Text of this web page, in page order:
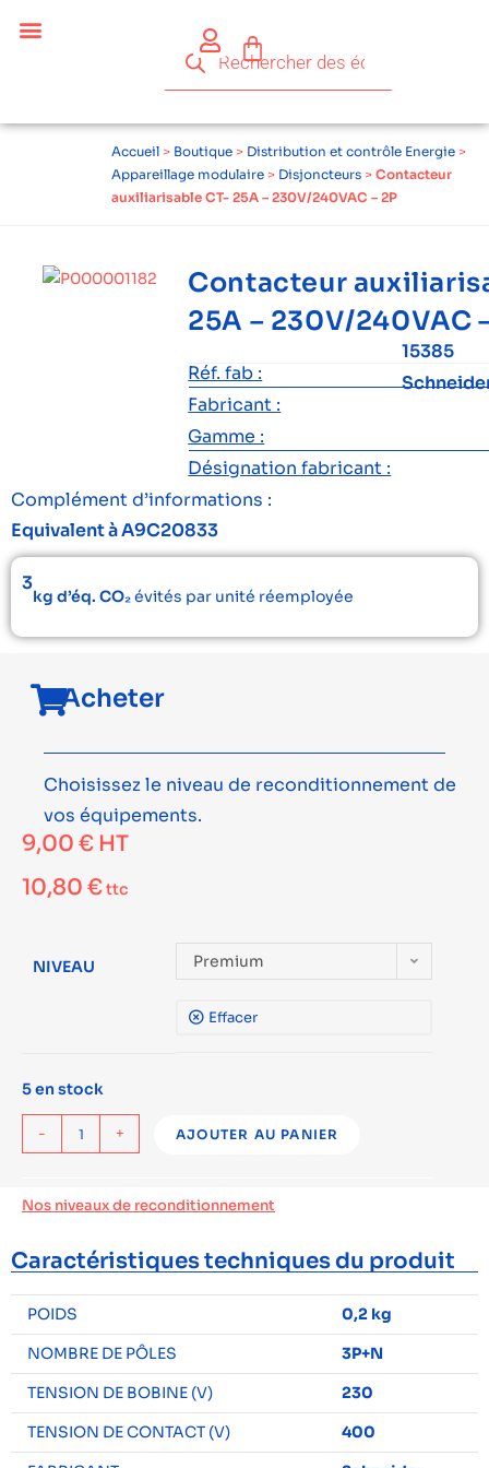
Accueil > Boutique > Distribution et contrôle Energie >
Appareillage modulaire > Disjoncteurs > Contacteur
auxiliarisable CT- 25A – 230V/240VAC – 2P
Contacteur
25A – 230V/240VAC
Réf. fab :
15385
Fabricant :
Gamme :
Désignation fabricant :
Complément d’informations :
Equivalent à A9C20833
3
kg d’éq. CO₂évités par unité réemployée
Acheter
Choisissez le niveau de reconditionnement de
vos équipements.
9,00 € HT
10,80 €ttc
NIVEAU Premium
Effacer
5 en stock
- + AJOUTER AU PANIER
Nos niveaux de reconditionnement
Caractéristiques techniques du produit
POIDS
0,2 kg
NOMBRE DE PÔLES
3P+N
TENSION DE BOBINE (V)
230
TENSION DE CONTACT (V)
400